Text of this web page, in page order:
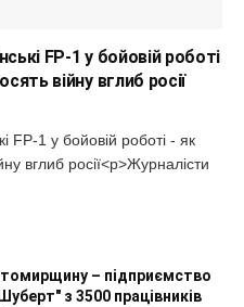
FP-1 у бойовій роботі
війну вглиб росії
FP-1 у бойовій роботі - як
вглиб росії<p>Журналісти
– підприємство
з 3500 працівників